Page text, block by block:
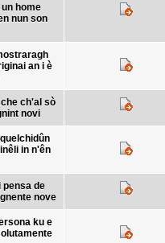
home
nun son
an i è
ch'al sò
novi
in n'ên
pensa de
nove
ku e